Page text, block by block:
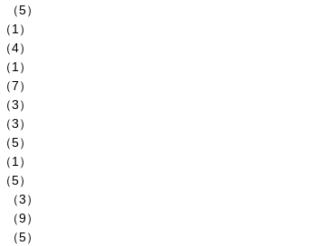
（5）
（1）
（4）
（1）
（7）
（3）
（3）
（5）
（1）
（5）
（3）
（9）
（5）